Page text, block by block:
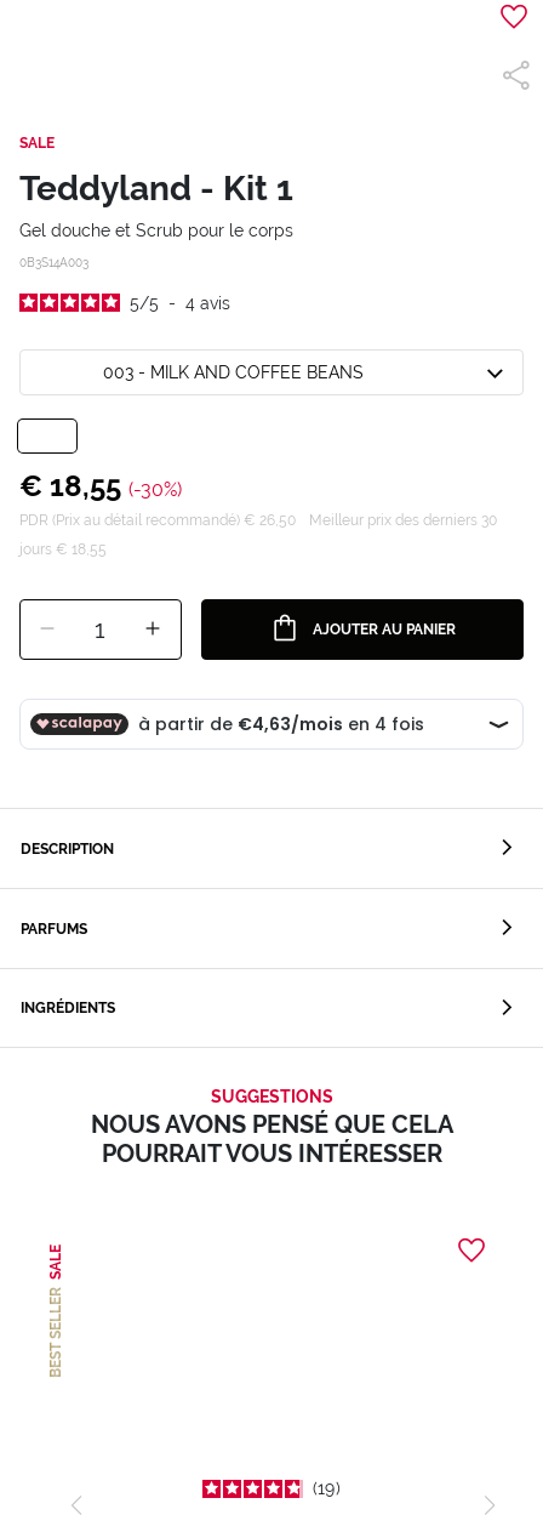
SALE
Teddyland - Kit 1
Gel douche et Scrub pour le corps
0B3S14A003
5/5 - 4 avis
003 - MILK AND COFFEE BEANS
€ 18,55 (-30%)
PDR (Prix au détail recommandé) € 26,50
Meilleur prix des derniers 30
jours € 18,55
1 AJOUTER AU PANIER
DESCRIPTION
PARFUMS
INGRÉDIENTS
SUGGESTIONS
NOUS AVONS PENSÉ QUE CELA
POURRAIT VOUS INTÉRESSER
BEST SELLER
SALE
19